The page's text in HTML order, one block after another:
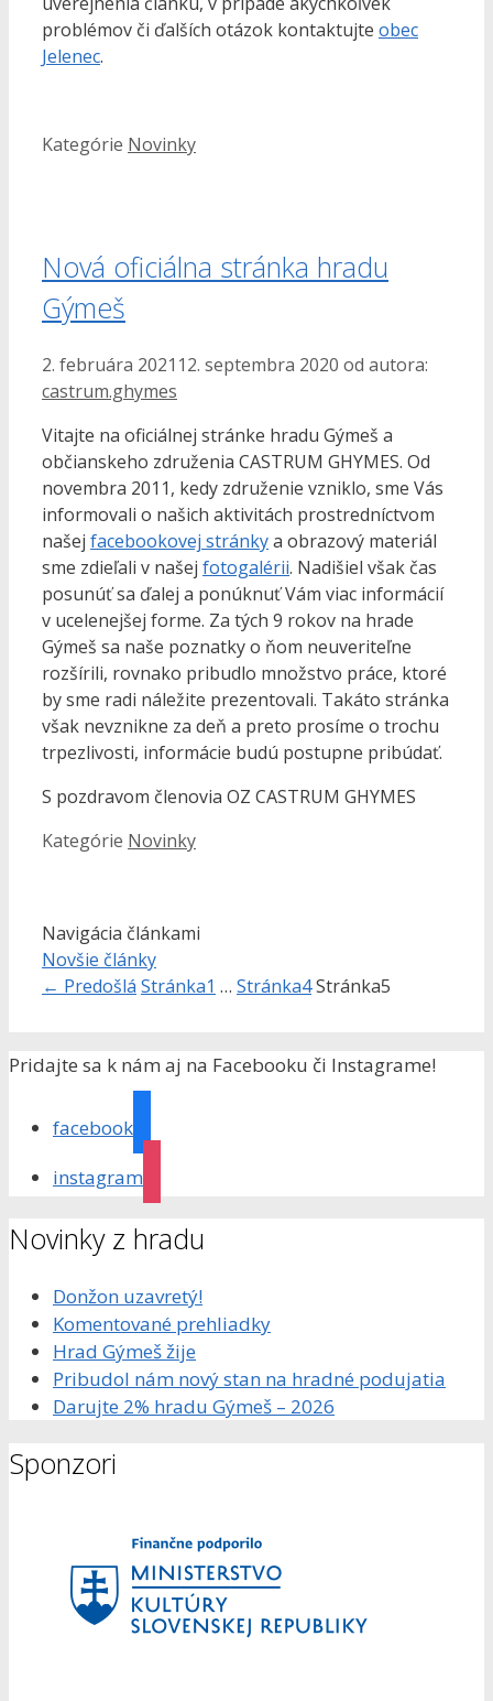
problémov či ďalších otázok kontaktujte obec
Jelenec.
Kategórie Novinky
Nová oficiálna stránka hradu
Gýmeš
2. februára 2021 12. septembra 2020 od autora:
castrum.ghymes
Vitajte na oficiálnej stránke hradu Gýmeš a
občianskeho združenia CASTRUM GHYMES. Od
novembra 2011, kedy združenie vzniklo, sme Vás
informovali o našich aktivitách prostredníctvom
našej facebookovej stránkya obrazový materiál
sme zdieľali v našej fotogalérii. Nadišiel však čas
posunúť sa ďalej a ponúknuť Vám viac informácií
v ucelenejšej forme. Za tých 9 rokov na hrade
Gýmeš sa naše poznatky o ňom neuveriteľne
rozšírili, rovnako pribudlo množstvo práce, ktoré
by sme radi náležite prezentovali. Takáto stránka
však nevznikne za deň a preto prosíme o trochu
trpezlivosti, informácie budú postupne pribúdať.
S pozdravom členovia OZ CASTRUM GHYMES
Kategórie Novinky
Navigácia článkami
Novšie články
← Predošlá Stránka1 … Stránka4Stránka5
Pridajte sa k nám aj na Facebooku či Instagrame!
facebook
instagram
Novinky z hradu
Donžon uzavretý!
Komentované prehliadky
Hrad Gýmeš žije
Pribudol nám nový stan na hradné podujatia
Darujte 2% hradu Gýmeš – 2026
Sponzori